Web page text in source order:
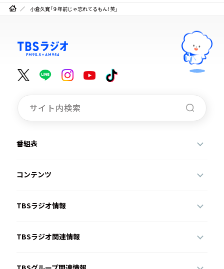
小倉久寛「９年前じゃ忘れてるもん！笑」
番組表
コンテンツ
TBSラジオ情報
TBSラジオ関連情報